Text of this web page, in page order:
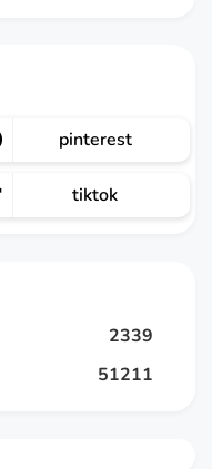
pinterest
tiktok
2339
51211